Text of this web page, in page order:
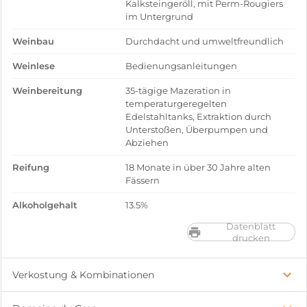
Kalksteingeröll, mit Perm-Rougiers
im Untergrund
Weinbau Durchdacht und umweltfreundlich
Weinlese Bedienungsanleitungen
Weinbereitung
35-tägige Mazeration in
temperaturgeregelten
Edelstahltanks, Extraktion durch
Unterstoßen, Überpumpen und
Abziehen
Reifung
18 Monate in über 30 Jahre alten
Fässern
Alkoholgehalt 13.5%
Datenblatt
drucken
Verkostung & Kombinationen